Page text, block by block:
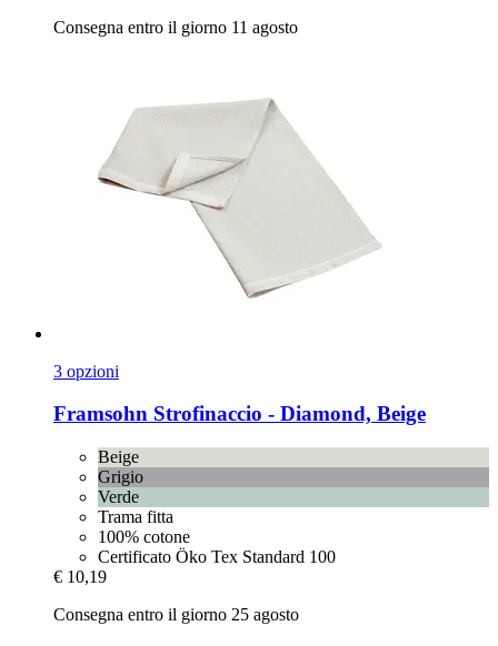
Consegna entro il giorno 11 agosto
3 opzioni
Framsohn Strofinaccio -​ Diamond, Beige
Beige
Grigio
Verde
Trama fitta
100% cotone
Certificato Öko Tex Standard 100
€ 10,19
Consegna entro il giorno 25 agosto